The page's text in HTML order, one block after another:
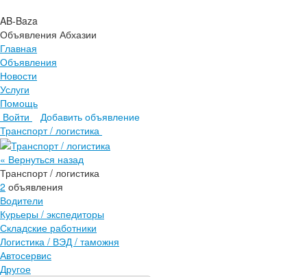
AB-Baza
Объявления Абхазии
Главная
Объявления
Новости
Услуги
Помощь
Войти
Добавить объявление
Главная
Объявления
Новости
Услуги
Помощь
Транспорт / логистика
« Вернуться назад
Транспорт / логистика
2 объявления
Водители
Курьеры / экспедиторы
Складские работники
Логистика / ВЭД / таможня
Автосервис
Другое